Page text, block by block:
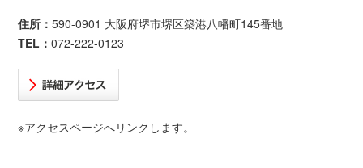
住所：590-0901 大阪府堺市堺区築港八幡町145番地
TEL：072-222-0123
※アクセスページへリンクします。